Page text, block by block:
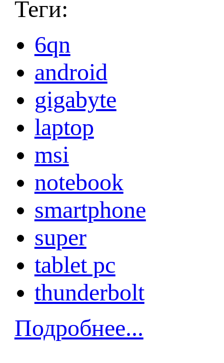
Теги:
6qn
android
gigabyte
laptop
msi
notebook
smartphone
super
tablet pc
thunderbolt
Подробнее...